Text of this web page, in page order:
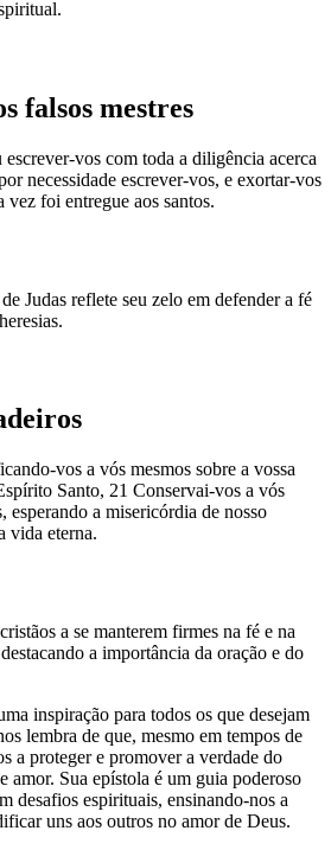
falsos mestres
escrever-vos com toda a diligência acerca
necessidade escrever-vos, e exortar-vos
vez foi entregue aos santos.
Judas reflete seu zelo em defender a fé
vos a vós mesmos sobre a vossa
Santo, 21 Conservai-vos a vós
, esperando a misericórdia de nosso
vida eterna.
a se manterem firmes na fé e na
a importância da oração e do
inspiração para todos os que desejam
lembra de que, mesmo em tempos de
a proteger e promover a verdade do
amor. Sua epístola é um guia poderoso
desafios espirituais, ensinando-nos a
uns aos outros no amor de Deus.